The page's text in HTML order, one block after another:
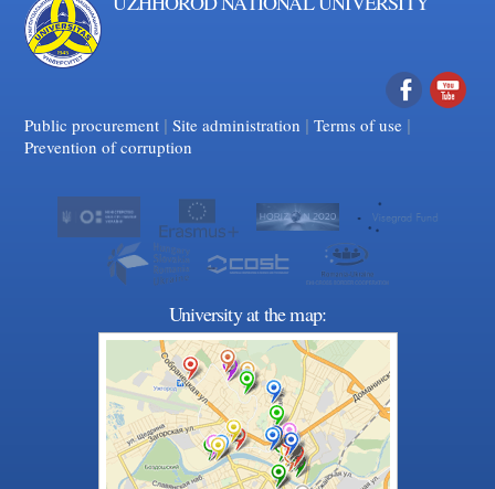
Facebook
Public procurement | Site administration | Terms of use |
Prevention of corruption
University at the map: